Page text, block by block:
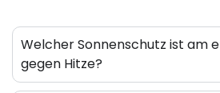
Welcher Sonnenschutz ist am
gegen Hitze?